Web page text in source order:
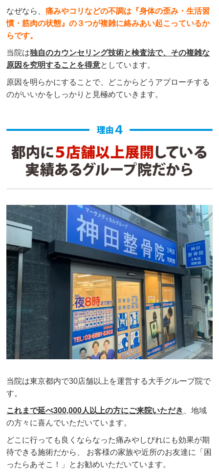
なぜなら、痛みやコリなどの不調は『身体の歪み・生活習
慣・筋肉の状態』の３つが複雑に絡みあい起こっているか
らです。
当院は独自のカウンセリング技術と検査法で、その複雑な
原因を究明することを得意としています。
原因を明らかにすることで、どこからどうアプローチする
のがいいかをしっかりと見極めていきます。
当院は東京都内で30店舗以上を運営する大手グループ院で
す。
これまで延べ300,000人以上の方にご来院いただき
、地域
の方々に喜んでいただいています。
どこに行っても良くならなった痛みやしびれにも効果が期
待できる施術だから、 お客様の家族や近所のお友達に「困
ったらあそこ！」とお勧めいただいています。